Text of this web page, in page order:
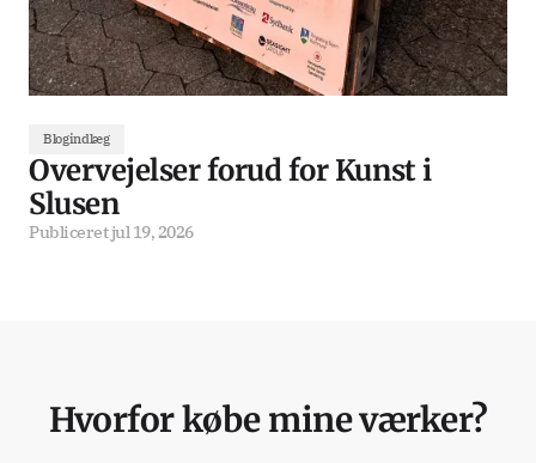
Blogindlæg
Overvejelser forud for Kunst i
Slusen
Publiceretjul 19, 2026
Hvorfor købe mine værker?